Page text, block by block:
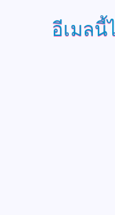
อีเมลนี้